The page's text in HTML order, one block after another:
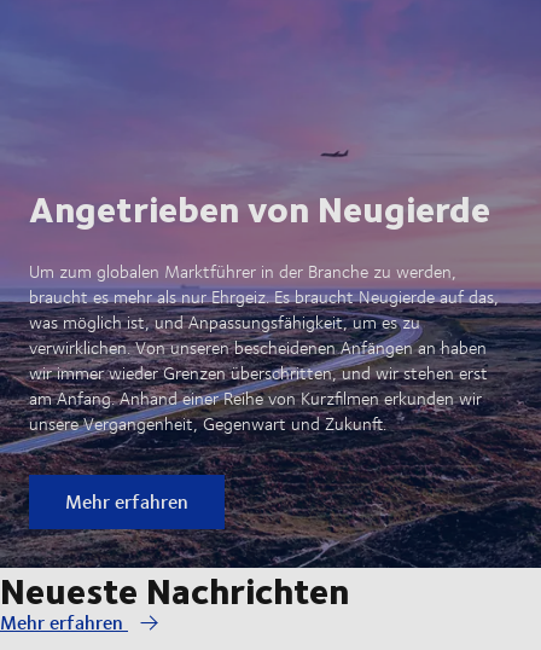
Angetrieben von Neugierde
Um zum globalen Marktführer in der Branche zu werden,
braucht es mehr als nur Ehrgeiz. Es braucht Neugierde auf das,
was möglich ist, und Anpassungsfähigkeit, um es zu
verwirklichen. Von unseren bescheidenen Anfängen an haben
wir immer wieder Grenzen überschritten, und wir stehen erst
am Anfang. Anhand einer Reihe von Kurzfilmen erkunden wir
unsere Vergangenheit, Gegenwart und Zukunft.
Mehr erfahren
Neueste Nachrichten
Mehr erfahren